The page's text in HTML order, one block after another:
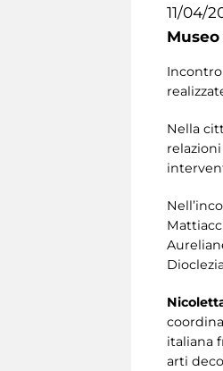
11/04/
Nella
italiana
arti